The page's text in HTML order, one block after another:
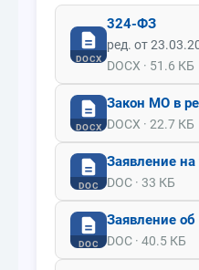
DOCX
324-ФЗ
ред. от
DOCX · 51.6 КБ
DOCX
Закон МО в
DOCX · 22.7 КБ
DOC
Заявление на
DOC · 33 КБ
DOC
Заявление
DOC · 40.5 КБ